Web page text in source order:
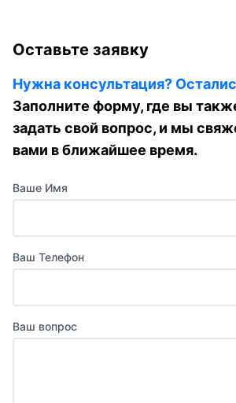
Оставьте заявку
Нужна консультация?
Заполните форму, где вы
задать свой вопрос, и мы
вами в ближайшее время.
Ваше Имя
Ваш Телефон
Ваш вопрос